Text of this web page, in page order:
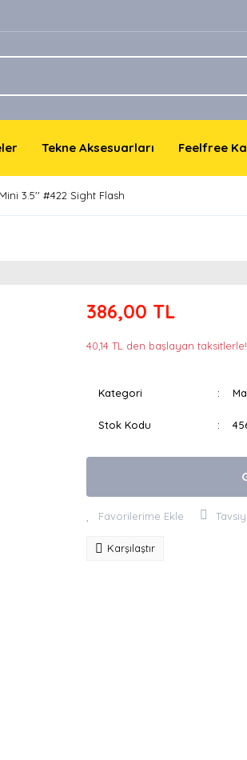
Tekne Aksesuarları Feelfree
3.5'' #422 Sight Flash
386,00 TL
40,14 TL den başlayan
Kategori
Stok Kodu
Karşılaştır